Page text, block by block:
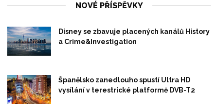
NOVÉ PŘÍSPĚVKY
Disney se zbavuje placených kanálů History
a Crime&Investigation
Španělsko zanedlouho spustí Ultra HD
vysílání v terestrické platformě DVB-T2